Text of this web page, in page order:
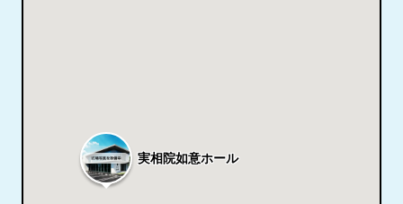
実相院如意ホール